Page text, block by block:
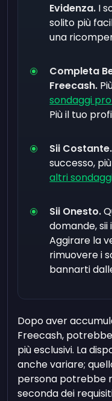
Evidenza. I
solito più
una
Completa
Freecash.
sondaggi
Più il tuo
Sii Costante.
successo,
altri
Sii Onesto.
domande, sii
Aggirare la
rimuovere i
bannarti
Dopo aver
Freecash,
più esclusivi. La
anche variare;
persona potrebbe
seconda dei